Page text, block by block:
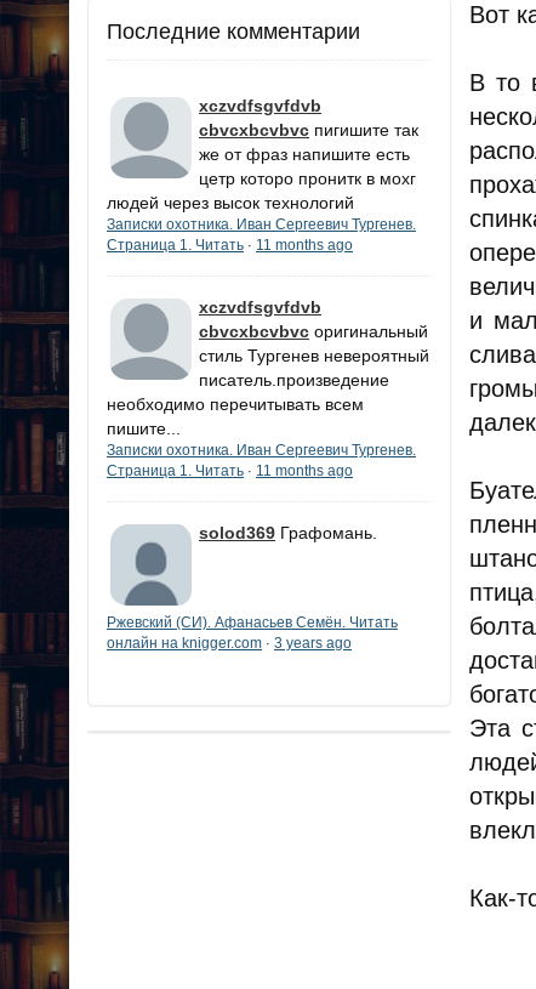
Последние комментарии
xczvdfsgvfdvb
cbvcxbcvbvc пигишите так
же от фраз напишите есть
цетр которо пронитк в мохг
людей через высок технологий
Записки охотника. Иван Сергеевич Тургенев.
Страница 1. Читать · 11 months ago
xczvdfsgvfdvb
cbvcxbcvbvc оригинальный
стиль Тургенев невероятный
писатель.произведение
необходимо перечитывать всем
пишите...
Записки охотника. Иван Сергеевич Тургенев.
Страница 1. Читать · 11 months ago
solod369 Графомань.
Ржевский (СИ). Афанасьев Семён. Читать
онлайн на knigger.com · 3 years ago
Вот
В то
и
Эта
Как-